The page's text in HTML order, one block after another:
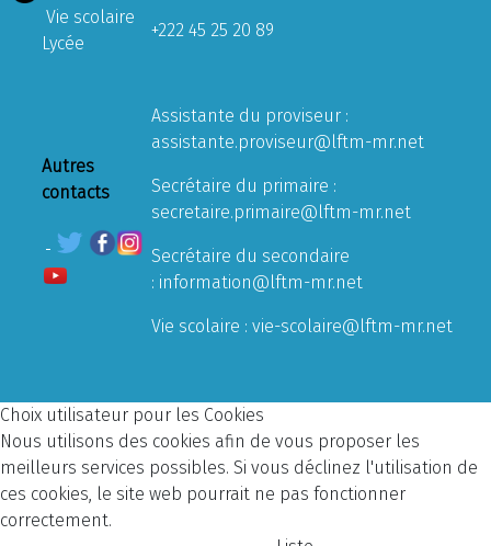
Vie scolaire
Lycée
+222 45 25 20 89
Autres
contacts
Assistante du proviseur :
assistante.proviseur@lftm-mr.net
Secrétaire du primaire :
secretaire.primaire@lftm-mr.net
Secrétaire du secondaire
: information@lftm-mr.net
Vie scolaire : vie-scolaire@lftm-mr.net
Choix utilisateur pour les Cookies
Nous utilisons des cookies afin de vous proposer les
meilleurs services possibles. Si vous déclinez l'utilisation de
ces cookies, le site web pourrait ne pas fonctionner
correctement.